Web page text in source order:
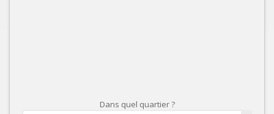
Dans quel quartier ?